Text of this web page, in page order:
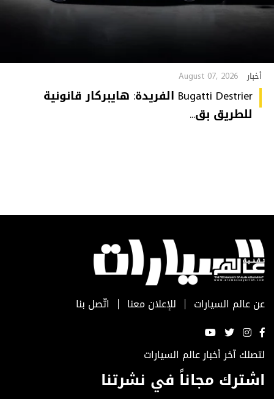
أخبار August 07, 2026
Bugatti Destrier الفريدة: هايبركار قانونية
للطريق بق...
عن عالم السيارات للإعلان معنا اتّصل بنا
لتصلك آخر أخبار عالم السيارات
اشترك مجاناً في نشرتنا